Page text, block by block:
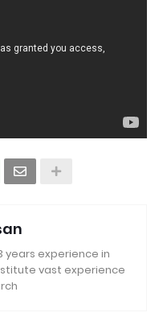
years experience in
vast experience